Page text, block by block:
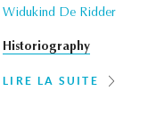
Widukind De Ridder
Historiography
LIRE LA SUITE